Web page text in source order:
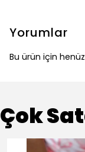
Yorumlar
Bu ürün için
Çok